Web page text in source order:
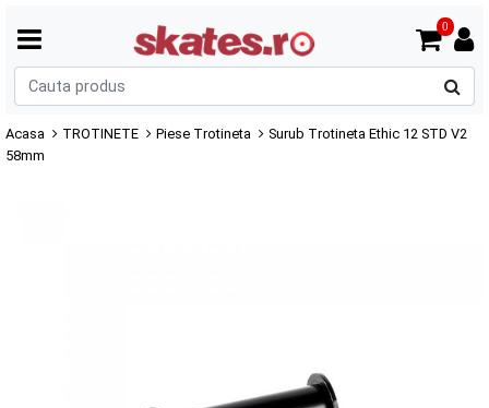
0
Acasa TROTINETE Piese Trotineta
Surub Trotineta Ethic 12 STD V2
58mm